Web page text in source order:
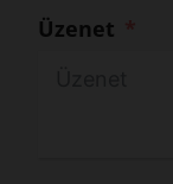
n
Üzenet